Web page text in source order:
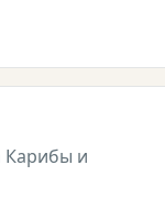
Карибы и